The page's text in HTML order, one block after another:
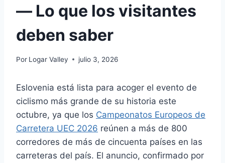
— Lo que los visitantes
deben saber
Por Logar Valley julio 3, 2026
Eslovenia está lista para acoger el evento de
ciclismo más grande de su historia este
octubre, ya que los Campeonatos Europeos de
Carretera UEC 2026 reúnen a más de 800
corredores de más de cincuenta países en las
carreteras del país. El anuncio, confirmado por